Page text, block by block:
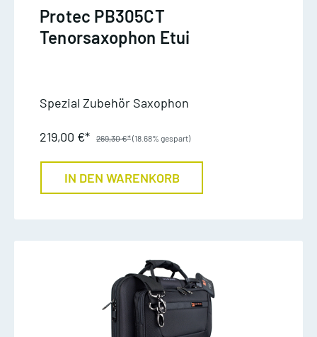
Protec PB305CT
Tenorsaxophon Etui
Spezial Zubehör Saxophon
219,00 €* 269,30 €*(18.68% gespart)
IN DEN WARENKORB